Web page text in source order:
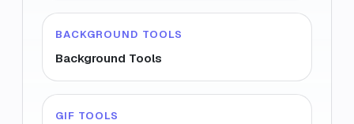
BACKGROUND TOOLS
Background Tools
GIF TOOLS